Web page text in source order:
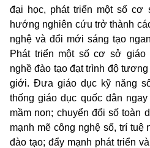
đại học, phát triển một số cơ
hướng nghiên cứu trở thành
nghệ và đổi mới sáng tạo
Phát triển một số cơ sở giáo
nghề đào tạo đạt trình độ
giới. Đưa giáo dục kỹ năng
thống giáo dục quốc dân
mầm non; chuyển đổi số toàn
mạnh mẽ công nghệ số, trí tuệ
đào tạo; đẩy mạnh phát triển